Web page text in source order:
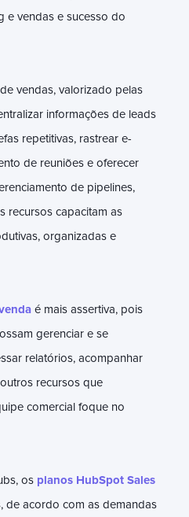
e vendas e sucesso do
vendas, valorizado pelas
informações de leads
repetitivas, rastrear e-
de reuniões e oferecer
de pipelines,
recursos capacitam as
organizadas e
é mais assertiva, pois
gerenciar e se
relatórios, acompanhar
recursos que
comercial foque no
os planos HubSpot Sales
de acordo com as demandas